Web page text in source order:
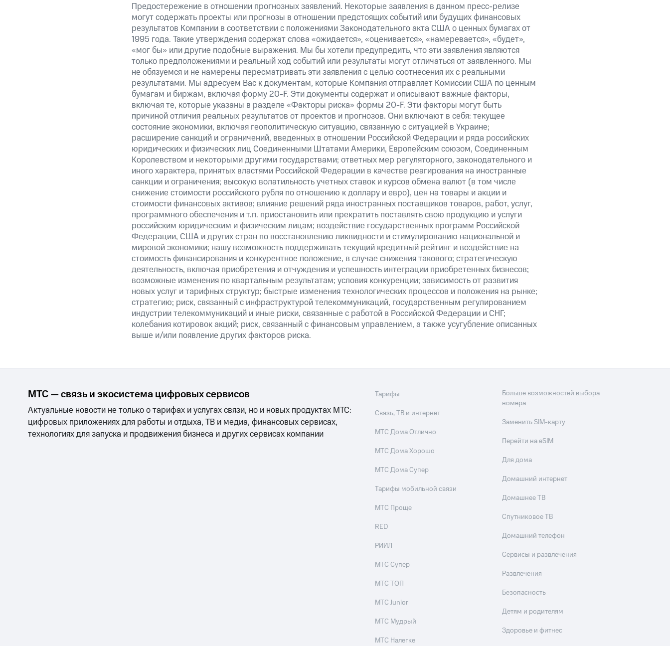
Предостережение в отношении прогнозных заявлений. Некоторые заявления в данном пресс-релизе
могут содержать проекты или прогнозы в отношении предстоящих событий или будущих финансовых
результатов Компании в соответствии с положениями Законодательного акта США о ценных бумагах от
1995 года. Такие утверждения содержат слова «ожидается», «оценивается», «намеревается», «будет»,
«мог бы» или другие подобные выражения. Мы бы хотели предупредить, что эти заявления являются
только предположениями и реальный ход событий или результаты могут отличаться от заявленного. Мы
не обязуемся и не намерены пересматривать эти заявления с целью соотнесения их с реальными
результатами. Мы адресуем Вас к документам, которые Компания отправляет Комиссии США по ценным
бумагам и биржам, включая форму 20-F. Эти документы содержат и описывают важные факторы,
включая те, которые указаны в разделе «Факторы риска» формы 20-F. Эти факторы могут быть
причиной отличия реальных результатов от проектов и прогнозов. Они включают в себя: текущее
состояние экономики, включая геополитическую ситуацию, связанную с ситуацией в Украине;
расширение санкций и ограничений, введенных в отношении Российской Федерации и ряда российских
юридических и физических лиц Соединенными Штатами Америки, Европейским союзом, Соединенным
Королевством и некоторыми другими государствами; ответных мер регуляторного, законодательного и
иного характера, принятых властями Российской Федерации в качестве реагирования на иностранные
санкции и ограничения; высокую волатильность учетных ставок и курсов обмена валют (в том числе
снижение стоимости российского рубля по отношению к доллару и евро), цен на товары и акции и
стоимости финансовых активов; влияние решений ряда иностранных поставщиков товаров, работ, услуг,
программного обеспечения и т.п. приостановить или прекратить поставлять свою продукцию и услуги
российским юридическим и физическим лицам; воздействие государственных программ Российской
Федерации, США и других стран по восстановлению ликвидности и стимулированию национальной и
мировой экономики; нашу возможность поддерживать текущий кредитный рейтинг и воздействие на
стоимость финансирования и конкурентное положение, в случае снижения такового; стратегическую
деятельность, включая приобретения и отчуждения и успешность интеграции приобретенных бизнесов;
возможные изменения по квартальным результатам; условия конкуренции; зависимость от развития
новых услуг и тарифных структур; быстрые изменения технологических процессов и положения на рынке;
стратегию; риск, связанный с инфраструктурой телекоммуникаций, государственным регулированием
индустрии телекоммуникаций и иные риски, связанные с работой в Российской Федерации и СНГ;
колебания котировок акций; риск, связанный с финансовым управлением, а также усугубление описанных
выше и/или появление других факторов риска.
МТС — связь и экосистема цифровых сервисов
Актуальные новости не только о тарифах и услугах связи, но и новых продуктах МТС:
цифровых приложениях для работы и отдыха, ТВ и медиа, финансовых сервисах,
технологиях для запуска и продвижения бизнеса и других сервисах компании
Тарифы
Связь, ТВ и интернет
МТС Дома Отлично
МТС Дома Хорошо
МТС Дома Супер
Тарифы мобильной связи
МТС Проще
RED
РИИЛ
МТС Супер
МТС ТОП
МТС Junior
МТС Мудрый
МТС Налегке
Больше возможностей выбора
номера
Заменить SIM-карту
Перейти на eSIM
Для дома
Домашний интернет
Домашнее ТВ
Спутниковое ТВ
Домашний телефон
Сервисы и развлечения
Развлечения
Безопасность
Детям и родителям
Здоровье и фитнес